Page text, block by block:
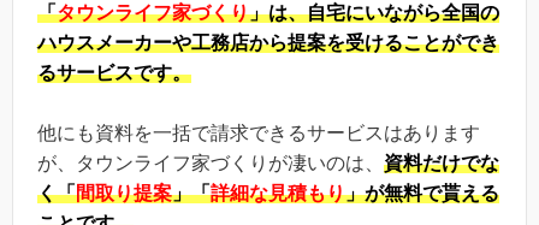
「タウンライフ家づくり」は、自宅にいながら全国の
ハウスメーカーや工務店から提案を受けることができ
るサービスです。
他にも資料を一括で請求できるサービスはあります
が、タウンライフ家づくりが凄いのは、 資料だけでな
く「間取り提案」「詳細な見積もり」が無料で貰える